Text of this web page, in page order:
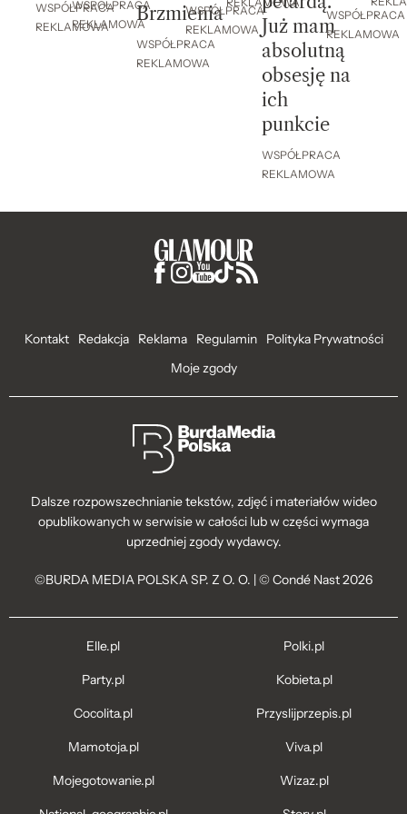
WSPÓŁPRACA
REKLAMOWA
WSPÓŁPRACA
REKLAMOWA
Brzmienia
WSPÓŁPRACA
REKLAMOWA
WSPÓŁPRACA
REKLAMOWA Już mam
absolutną
obsesję na
ich
punkcie
WSPÓŁPRACA
REKLAMOWA
WSPÓŁPRACA
REKLAMOWA
Kontakt Redakcja Reklama Regulamin
Polityka Prywatności
Moje zgody
Dalsze rozpowszechnianie tekstów, zdjęć i materiałów wideo
opublikowanych w serwisie w całości lub w części wymaga
uprzedniej zgody wydawcy.
©BURDA MEDIA POLSKA SP. Z O. O. | © Condé Nast 2026
Elle.pl
Party.pl
Cocolita.pl
Mamotoja.pl
Mojegotowanie.pl
Polki.pl
Kobieta.pl
Przyslijprzepis.pl
Viva.pl
Wizaz.pl